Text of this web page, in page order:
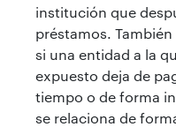
institución que
préstamos.
si una entidad a la
expuesto deja de
tiempo o de forma
se relaciona de